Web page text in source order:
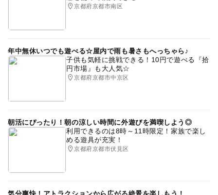
京都府京都市南区
年中無休いつでも遊べる☆屋内で雨も暑さもへっちゃら♪
子供も気軽に挑戦できる！10円で遊べる『拾
円市場』も大人気☆
京都府京都市中京区
朝活にぴったり！朝の涼しい時間に外遊びを満喫しよう◎
利用できるのは8時～11時限定！家族で楽し
める遊具が充実！
京都府京都市伏見区
気分爽快！アトラクションから広がる絶景を楽しもう！